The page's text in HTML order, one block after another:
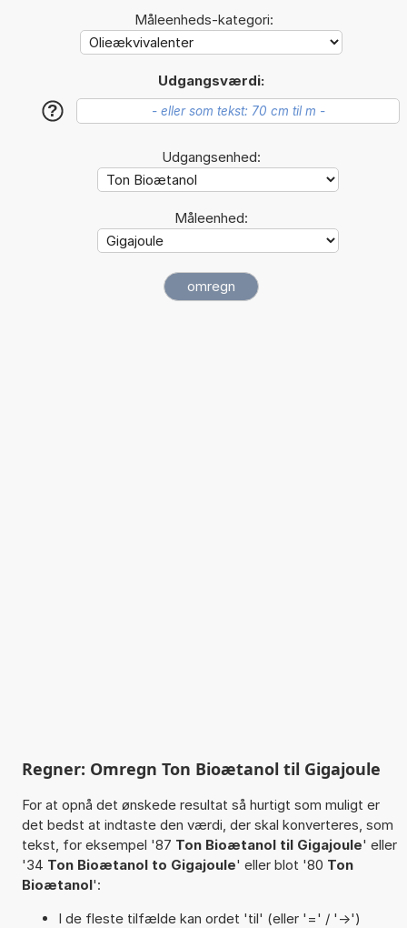
Måleenheds-kategori:
Udgangsværdi:
?
Udgangsenhed:
Måleenhed:
Regner: Omregn Ton Bioætanol til Gigajoule
For at opnå det ønskede resultat så hurtigt som muligt er
det bedst at indtaste den værdi, der skal konverteres, som
tekst, for eksempel '87 Ton Bioætanol til Gigajoule' eller
'34 Ton Bioætanol to Gigajoule' eller blot '80 Ton
Bioætanol':
I de fleste tilfælde kan ordet 'til' (eller '=' / '->')